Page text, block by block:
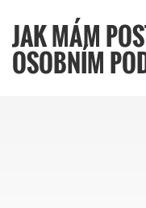
JAK MÁM
OSOBNÍM